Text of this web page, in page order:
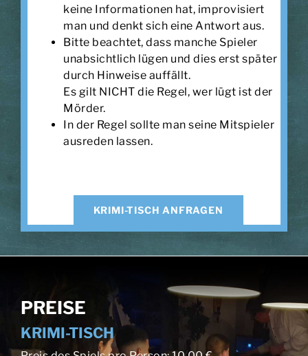
keine Informationen hat, improvisiert
man und denkt sich eine Antwort aus.
Bitte beachtet, dass manche Spieler
unabsichtlich lügen und dies erst später
durch Hinweise auffällt.
Es gilt NICHT die Regel, wer lügt ist der
Mörder.
In der Regel sollte man seine Mitspieler
ausreden lassen.
KRIMI-TISCH ANFRAGEN
PREISE
KRIMI-TISCH